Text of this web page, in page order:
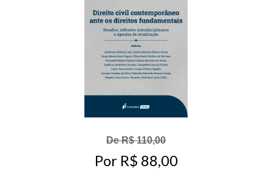
De R$ 110,00
Por R$ 88,00